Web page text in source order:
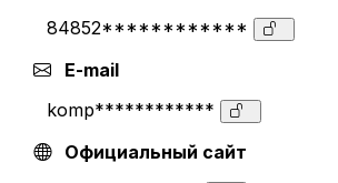
84852************
E-mail
komp************
Официальный сайт